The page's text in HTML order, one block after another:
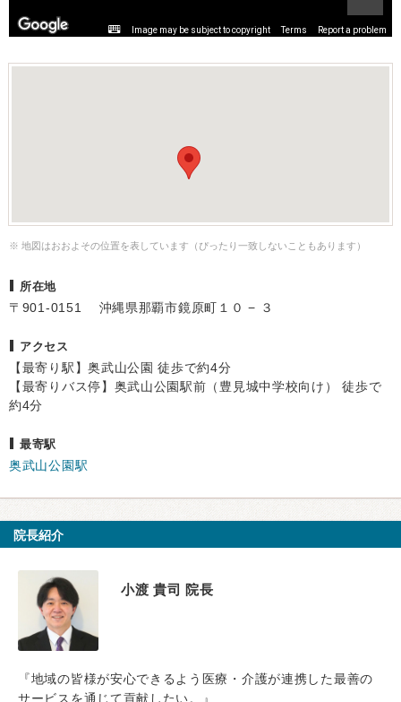
Image may be subject to copyright Terms Report a problem
※ 地図はおおよその位置を表しています（ぴったり一致しないこともあります）
所在地
〒901-0151 沖縄県那覇市鏡原町１０ − ３
アクセス
【最寄り駅】奥武山公園 徒歩で約4分
【最寄りバス停】奥武山公園駅前（豊見城中学校向け） 徒歩で
約4分
最寄駅
奥武山公園駅
院長紹介
小渡 貴司 院長
『地域の皆様が安心できるよう医療・介護が連携した最善の
サービスを通じて貢献したい。』